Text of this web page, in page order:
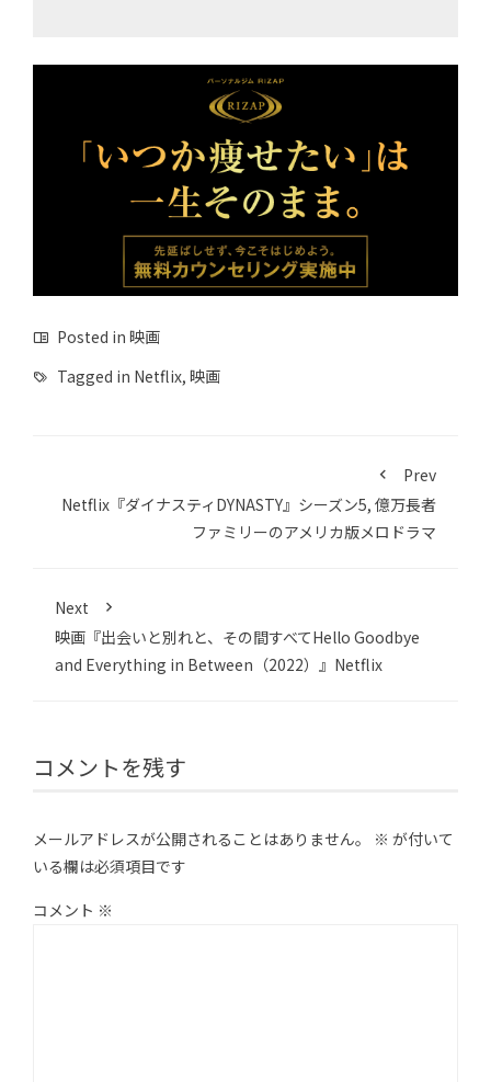
Posted in 映画
Tagged in Netflix, 映画
Prev
Netflix『ダイナスティDYNASTY』シーズン5, 億万長者
ファミリーのアメリカ版メロドラマ
Next
映画『出会いと別れと、その間すべてHello Goodbye
and Everything in Between（2022）』Netflix
コメントを残す
メールアドレスが公開されることはありません。 ※ が付いて
いる欄は必須項目です
コメント ※